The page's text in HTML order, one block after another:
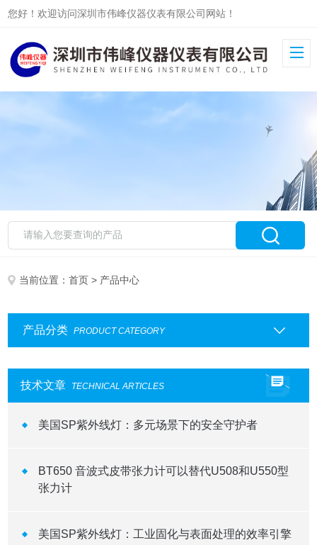
您好！欢迎访问深圳市伟峰仪器仪表有限公司网站！
当前位置：首页 > 产品中心
产品分类 PRODUCT CATEGORY
技术文章 TECHNICAL ARTICLES
美国SP紫外线灯：多元场景下的安全守护者
BT650 音波式皮带张力计可以替代U508和U550型
张力计
美国SP紫外线灯：工业固化与表面处理的效率引擎